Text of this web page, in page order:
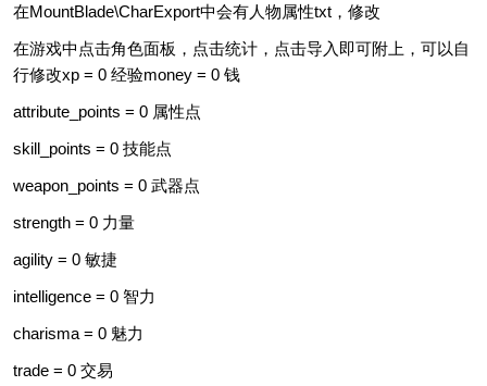
在MountBlade\CharExport中会有人物属性txt，修改
在游戏中点击角色面板，点击统计，点击导入即可附上，可以自
行修改xp = 0 经验money = 0 钱
attribute_points = 0 属性点
skill_points = 0 技能点
weapon_points = 0 武器点
strength = 0 力量
agility = 0 敏捷
intelligence = 0 智力
charisma = 0 魅力
trade = 0 交易